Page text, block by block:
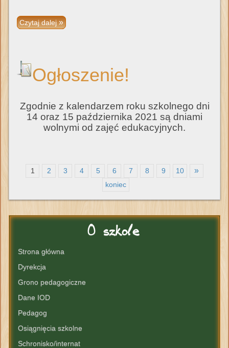
Czytaj dalej
Ogłoszenie!
Zgodnie z kalendarzem roku szkolnego dni
14 oraz 15 października 2021 są dniami
wolnymi od zajęć edukacyjnych.
1 2 3 4 5 6 7 8 9 10 »
koniec
Oszkole
Strona główna
Dyrekcja
Grono pedagogiczne
Dane IOD
Pedagog
Osiągnięcia szkolne
Schronisko/internat